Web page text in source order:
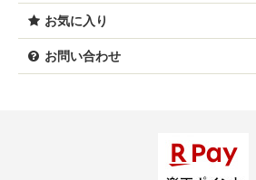
お気に入り
お問い合わせ